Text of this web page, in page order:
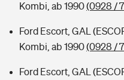
Kombi, ab 1990(0928 /
Ford Escort, GAL
Kombi, ab 1990(0928 /
Ford Escort, GAL